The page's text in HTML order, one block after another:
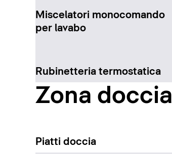
Miscelatori monocomando
per lavabo
Rubinetteria termostatica
Zona doccia
Piatti doccia